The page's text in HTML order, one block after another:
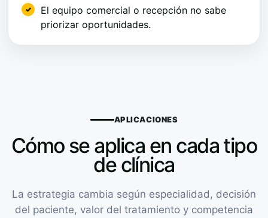
El equipo comercial o recepción no sabe
priorizar oportunidades.
APLICACIONES
Cómo se aplica en cada tipo
de clínica
La estrategia cambia según especialidad, decisión
del paciente, valor del tratamiento y competencia